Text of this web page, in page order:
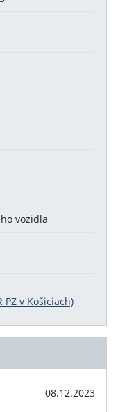
vozidla
PZ v Košiciach)
08.12.2023